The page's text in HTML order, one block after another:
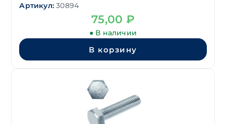
Артикул: 30894
75,00 ₽
● В наличии
В корзину